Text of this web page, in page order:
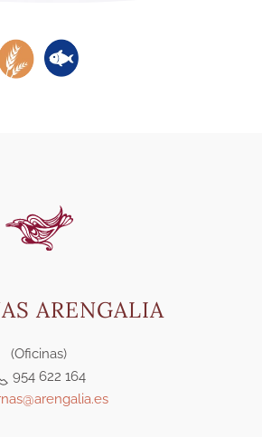
ARENGALIA
(Oficinas)
954 622 164